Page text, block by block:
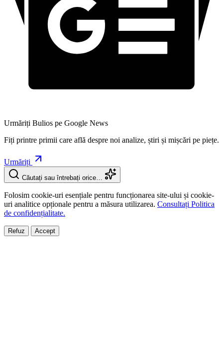
Urmăriți Bulios pe Google News
Fiți printre primii care află despre noi analize, știri și mișcări pe piețe.
Urmăriți
Căutați sau întrebați orice…
Folosim cookie-uri esențiale pentru funcționarea site-ului și cookie-
uri analitice opționale pentru a măsura utilizarea. Consultați Politica
de confidențialitate.
Refuz Accept